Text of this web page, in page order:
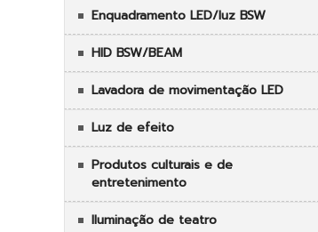
Enquadramento LED/luz BSW
HID BSW/BEAM
Lavadora de movimentação LED
Luz de efeito
Produtos culturais e de
entretenimento
Iluminação de teatro